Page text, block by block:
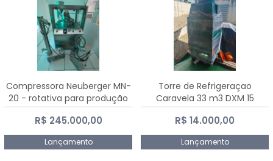
Compressora Neuberger MN-
20 - rotativa para produção
de comprimidos
R$ 245.000,00
Lançamento
Torre de Refrigeraçao
Caravela 33 m3 DXM 15
R$ 14.000,00
Lançamento